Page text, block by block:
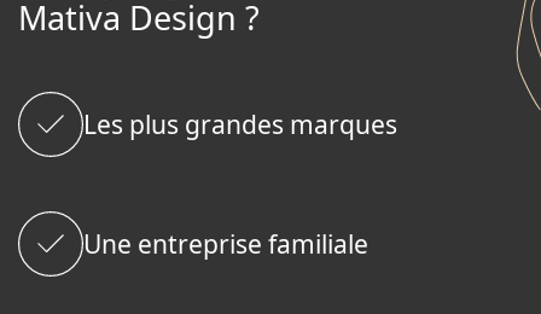
Mativa Design ?
Les plus grandes marques
Une entreprise familiale